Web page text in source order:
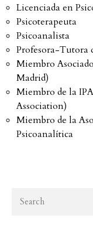
Licenciada en
Psicoterapeuta
Psicoanalista
Profesora-Tutora
Miembro
Madrid)
Miembro de la
Association)
Miembro de la
Psicoanalítica